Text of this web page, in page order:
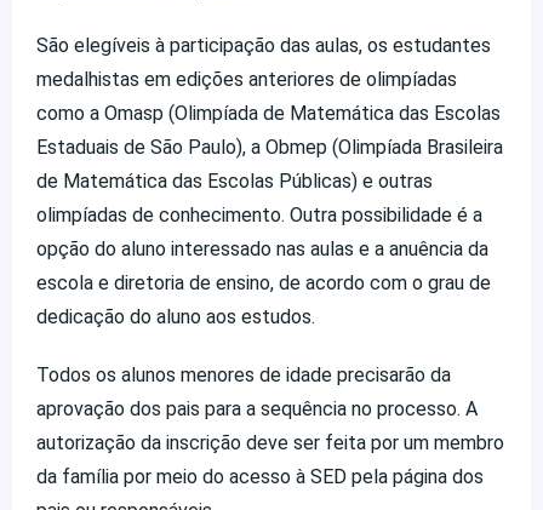
São elegíveis à participação das aulas, os estudantes
medalhistas em edições anteriores de olimpíadas
como a Omasp (Olimpíada de Matemática das Escolas
Estaduais de São Paulo), a Obmep (Olimpíada Brasileira
de Matemática das Escolas Públicas) e outras
olimpíadas de conhecimento. Outra possibilidade é a
opção do aluno interessado nas aulas e a anuência da
escola e diretoria de ensino, de acordo com o grau de
dedicação do aluno aos estudos.
Todos os alunos menores de idade precisarão da
aprovação dos pais para a sequência no processo. A
autorização da inscrição deve ser feita por um membro
da família por meio do acesso à SED pela página dos